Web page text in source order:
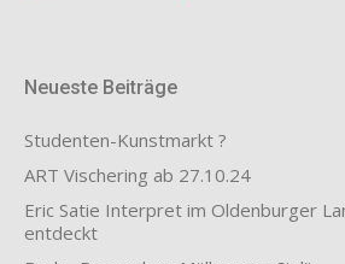
Neueste Beiträge
Studenten-Kunstmarkt ?
ART Vischering ab 27.10.24
Eric Satie Interpret im Oldenburger
entdeckt